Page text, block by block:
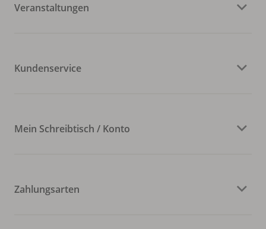
Veranstaltungen
Kundenservice
Mein Schreibtisch / Konto
Zahlungsarten